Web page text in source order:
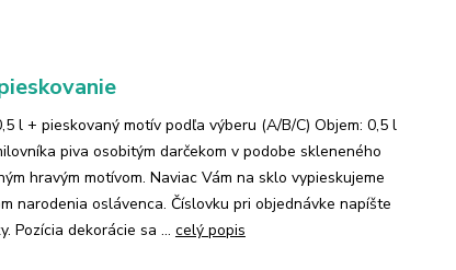
l + pieskovaný motív podľa výberu (A/B/C) Objem: 0,5 l
piva osobitým darčekom v podobe skleneného
hravým motívom. Naviac Vám na sklo vypieskujeme
narodenia oslávenca. Číslovku pri objednávke napíšte
Pozícia dekorácie sa ... celý popis